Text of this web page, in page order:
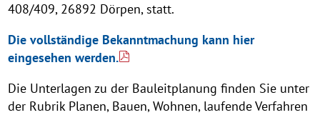
408/409, 26892 Dörpen, statt.
Die vollständige Bekanntmachung kann hier
eingesehen werden.
Die Unterlagen zu der Bauleitplanung finden Sie unter
der Rubrik Planen, Bauen, Wohnen, laufende Verfahren